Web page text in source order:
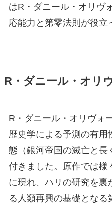
はR・ダニール・オリヴ
応能力と第零法則が役立
R・ダニール・オリ
R・ダニール・オリヴォ
歴史学による予測の有用
態（銀河帝国の滅亡と長
付きました。原作では様
に現れ、ハリの研究を裏
る人類再興の基礎となる